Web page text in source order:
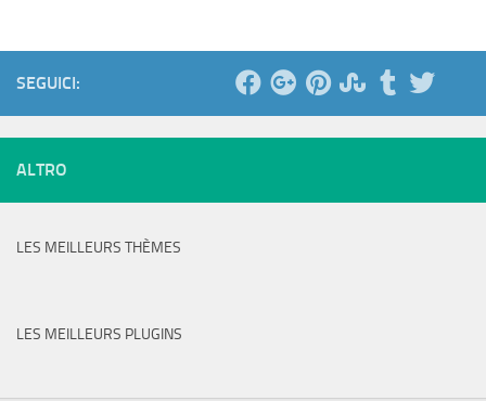
SEGUICI:
ALTRO
LES MEILLEURS THÈMES
LES MEILLEURS PLUGINS